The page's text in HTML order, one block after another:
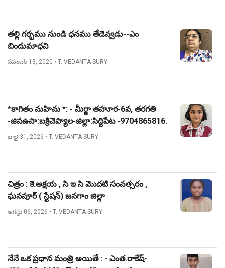
తల్లి గర్భము నుండి ధనము తేడెవ్వడు--ఎం
బిందుమాధవి
నవంబర్ 13, 2020 • T. VEDANTA SURY
*కాగితం మహిమ *: - మీర్జా తహూర-6వ, తరగతి
-జిపఉపా:బక్రిచెప్యాల-జిల్లా:సిద్దిపేట -9704865816.
జులై 31, 2026 • T. VEDANTA SURY
చిత్రం : కె.అక్షయ , సి ఇ సి మొదటి సంవత్సరం ,
ఘనపూర్ ( స్టేషన్) జనగాం జిల్లా
ఆగస్టు 06, 2026 • T. VEDANTA SURY
నేనే ఒక ప్రధాన మంత్రి అయితే : - ఎంత.రాకేష్-